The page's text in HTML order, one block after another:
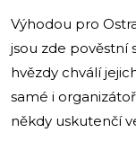
Výhodou pro
jsou zde pověstní
hvězdy chválí
samé i
někdy uskutenčí